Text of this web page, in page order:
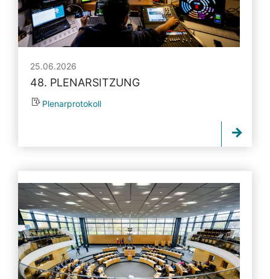
25.06.2026
48. PLENARSITZUNG
Plenarprotokoll